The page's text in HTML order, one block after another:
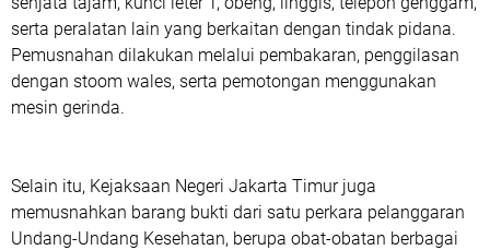
serta peralatan lain yang berkaitan dengan tindak pidana.
Pemusnahan dilakukan melalui pembakaran, penggilasan
dengan stoom wales, serta pemotongan menggunakan
mesin gerinda.
‎Selain itu, Kejaksaan Negeri Jakarta Timur juga
memusnahkan barang bukti dari satu perkara pelanggaran
Undang-Undang Kesehatan, berupa obat-obatan berbagai